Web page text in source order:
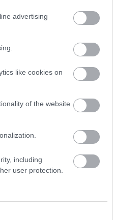
advertising
like cookies on
of the website
including
user protection.
85-5
14 55-10
45-16
29 9 40-25
33-23
36-32
30-24
7 2 29-32